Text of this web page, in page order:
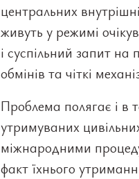
центральних
живуть у режимі
і суспільний запит на
обмінів та чіткі
Проблема полягає і в
утримуваних
міжнародними
факт їхнього